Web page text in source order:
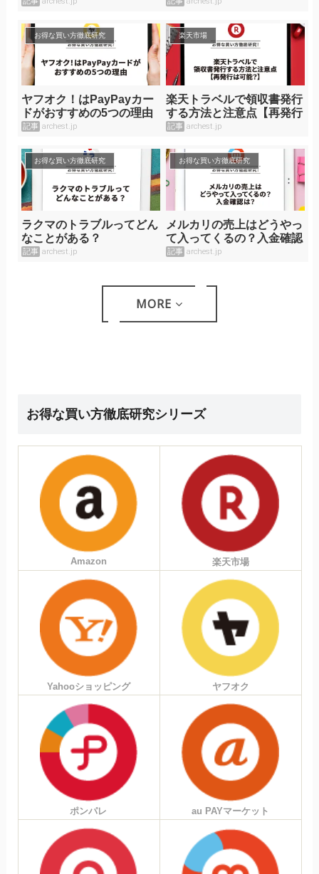
お得な買い方徹底研究
ヤフオク！はPayPayカー
ドがおすすめの5つの理由
記事 archest.jp
楽天市場
楽天トラベルで領収書発行
する方法と注意点【再発行
は可能？】
記事 archest.jp
お得な買い方徹底研究
ラクマのトラブルってどん
なことがある？
記事 archest.jp
お得な買い方徹底研究
メルカリの売上はどうやっ
て入ってくるの？入金確認
は？
記事 archest.jp
MORE
お得な買い方徹底研究シリーズ
Amazon 楽天市場
Yahooショッピング ヤフオク
ポンパレ au PAYマーケット